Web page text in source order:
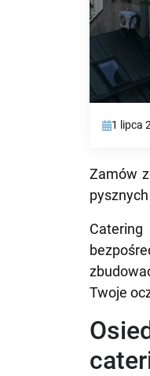
1 lipca
Zamów
Twoje